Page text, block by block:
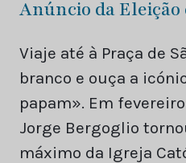
Anúncio da Eleição
Viaje até à Praça de
branco e ouça a
papam». Em
Jorge Bergoglio
máximo da Igreja